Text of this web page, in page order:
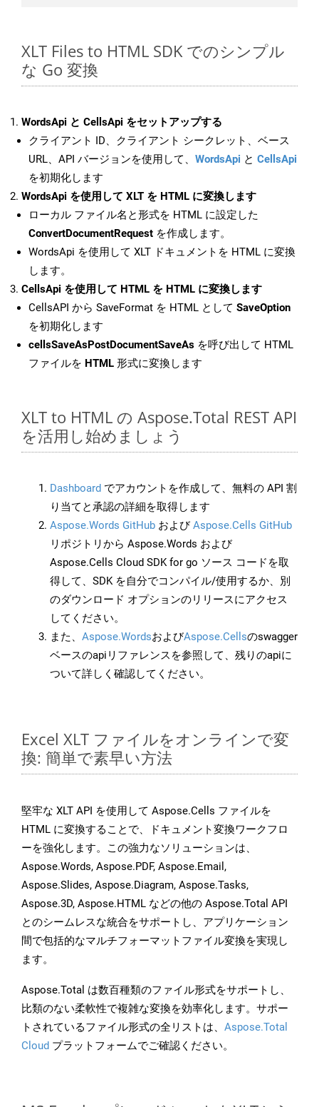
XLT Files to HTML SDK でのシンプル
な Go 変換
WordsApi と CellsApi をセットアップする
クライアント ID、クライアント シークレット、ベース
URL、API バージョンを使用して、 WordsApi と CellsApi
を初期化します
WordsApi を使用して XLT を HTML に変換します
ローカル ファイル名と形式を HTML に設定した
ConvertDocumentRequest を作成します。
WordsApi を使用して XLT ドキュメントを HTML に変換
します。
CellsApi を使用して HTML を HTML に変換します
CellsAPI から SaveFormat を HTML として SaveOption
を初期化します
cellsSaveAsPostDocumentSaveAs を呼び出して HTML
ファイルを HTML 形式に変換します
XLT to HTML の Aspose.Total REST API
を活用し始めましょう
Dashboard でアカウントを作成して、無料の API 割
り当てと承認の詳細を取得します
Aspose.Words GitHub およびAspose.Cells GitHub
リポジトリから Aspose.Words および
Aspose.Cells Cloud SDK for go ソース コードを取
得して、SDK を自分でコンパイル/使用するか、別
のダウンロード オプションのリリースにアクセス
してください。
また、 Aspose.WordsおよびAspose.Cellsのswagger
ベースのapiリファレンスを参照して、残りのapiに
ついて詳しく確認してください。
Excel XLT ファイルをオンラインで変
換: 簡単で素早い方法
堅牢な XLT API を使用して Aspose.Cells ファイルを
HTML に変換することで、ドキュメント変換ワークフロ
ーを強化します。この強力なソリューションは、
Aspose.Words, Aspose.PDF, Aspose.Email,
Aspose.Slides, Aspose.Diagram, Aspose.Tasks,
Aspose.3D, Aspose.HTML などの他の Aspose.Total API
とのシームレスな統合をサポートし、アプリケーション
間で包括的なマルチフォーマットファイル変換を実現し
ます。
Aspose.Total は数百種類のファイル形式をサポートし、
比類のない柔軟性で複雑な変換を効率化します。サポー
トされているファイル形式の全リストは、 Aspose.Total
Cloud プラットフォームでご確認ください。